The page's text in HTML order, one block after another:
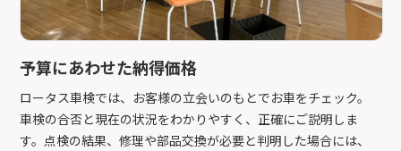
予算にあわせた納得価格
ロータス車検では、お客様の立会いのもとでお車をチェック。
車検の合否と現在の状況をわかりやすく、正確にご説明しま
す。点検の結果、修理や部品交換が必要と判明した場合には、